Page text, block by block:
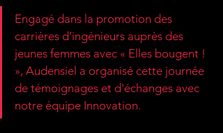
Engagé dans la promotion des
carrières d’ingénieurs auprès des
jeunes femmes avec « Elles bougent !
», Audensiel a organisé cette journée
de témoignages et d'échanges avec
notre équipe Innovation.